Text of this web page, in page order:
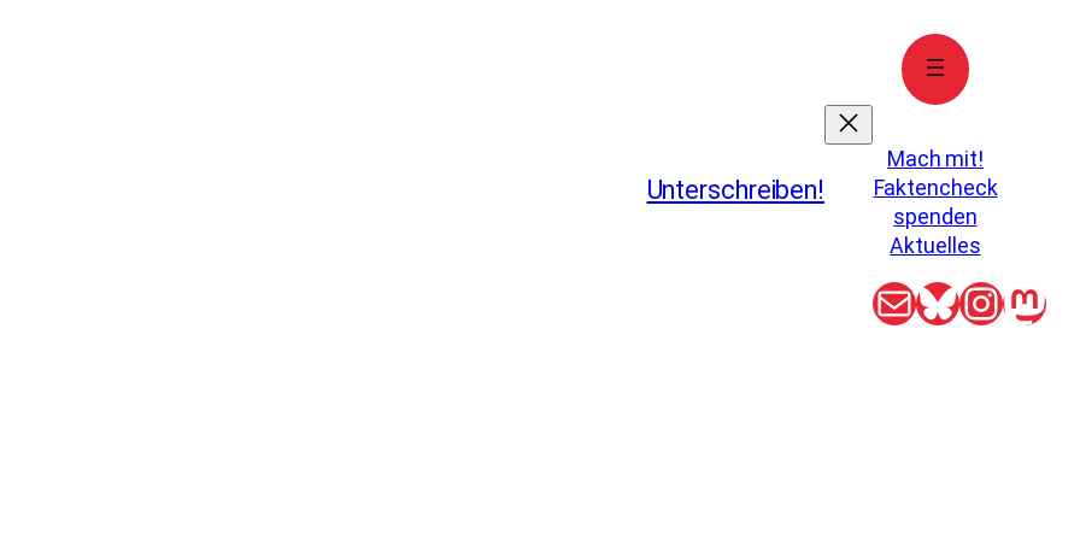
Unterschreiben!
Mach mit!
Faktencheck
spenden
Aktuelles
E-MailBluesky